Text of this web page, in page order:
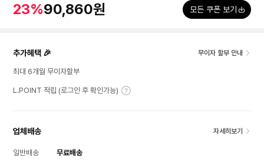
23%90,860원 모든 쿠폰 보기
추가혜택 🎉 무이자 할부 안내
최대 6개월 무이자할부
L.POINT 적립 (로그인 후 확인가능)
업체배송 자세히보기
일반배송 무료배송